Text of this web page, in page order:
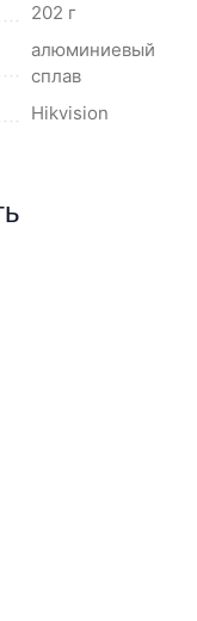
202 г
алюминиевый
сплав
Hikvision